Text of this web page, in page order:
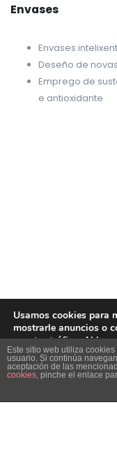
Envases
Envases
Deseño de
Emprego de
e antioxidante
Este sitio web utiliza
usuario. Si continúa
aceptación de las
cookies, pinche el enlace
Usamos cookies para
mostrarle anuncios o
nuestro tráfico. Al
consentimiento a
Aceptar